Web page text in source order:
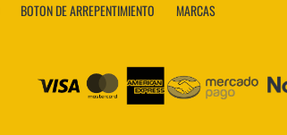
BOTON DE ARREPENTIMIENTO
MARCAS